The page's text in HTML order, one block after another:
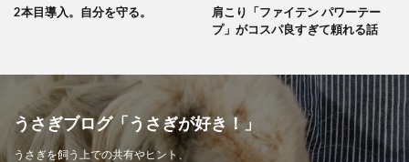
2本目導入。自分を守る。
肩こり「ファイテン パワーテー
プ」がコスパ良すぎて頼れる話
うさぎブログ「うさぎが好き！」
うさぎを飼う上での共有やヒント、